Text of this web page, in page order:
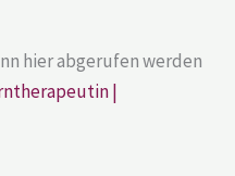
hier abgerufen werden
|